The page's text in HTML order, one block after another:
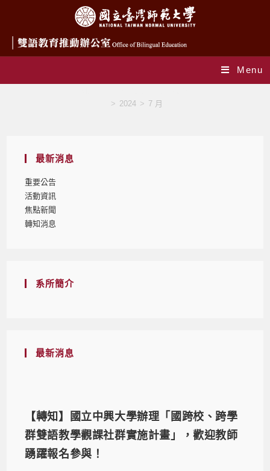
Menu
> 2024 > 7 月
最新消息
重要公告
活動資訊
焦點新聞
轉知消息
系所簡介
最新消息
【轉知】國立中興大學辦理「國跨校、跨學
群雙語教學觀課社群實施計畫」，歡迎教師
踴躍報名參與！